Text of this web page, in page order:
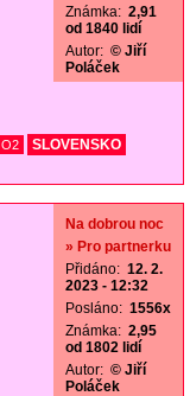
Známka: 2,91
od 1840 lidí
Autor: © Jiří
Poláček
O2
SLOVENSKO
Na dobrou noc
» Pro partnerku
Přidáno: 12. 2.
2023 - 12:32
Posláno: 1556x
Známka: 2,95
od 1802 lidí
Autor: © Jiří
Poláček